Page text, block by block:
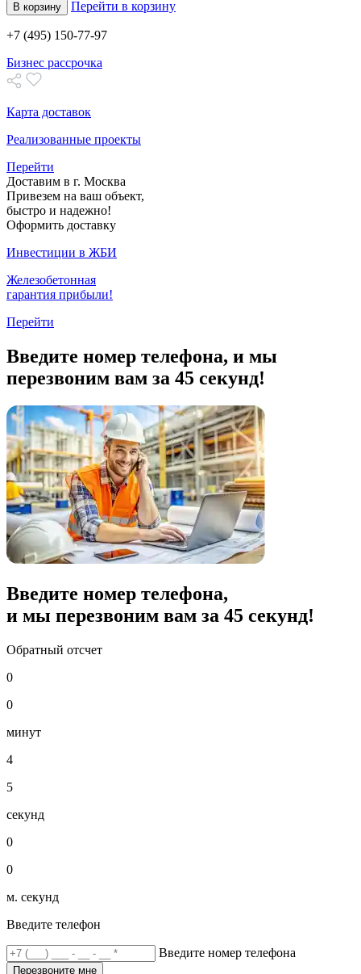
В корзину Перейти в корзину
+7 (495) 150-77-97
Бизнес рассрочка
Карта доставок
Реализованные проекты
Перейти
Доставим в г. Москва
Привезем на ваш объект,
быстро и надежно!
Оформить доставку
Инвестиции в ЖБИ
Железобетонная
гарантия прибыли!
Перейти
Введите номер телефона, и мы
перезвоним вам за 45 секунд!
Введите номер телефона,
и мы перезвоним вам за 45 секунд!
Обратный отсчет
0
0
минут
4
5
секунд
0
0
м. секунд
Введите телефон
Введите номер телефона
Перезвоните мне